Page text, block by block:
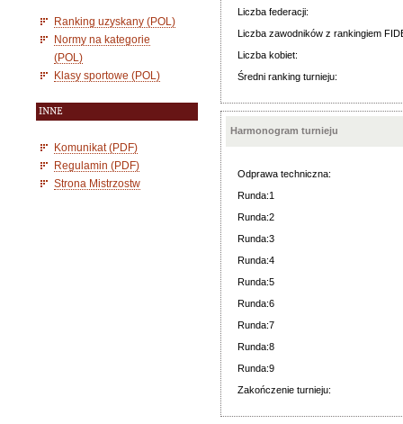
Ranking uzyskany (POL)
Normy na kategorie
(POL)
Klasy sportowe (POL)
INNE
Komunikat (PDF)
Regulamin (PDF)
Strona Mistrzostw
Liczba federacji:
Liczba zawodników z rankingiem
Liczba kobiet:
Średni ranking turnieju:
Harmonogram turnieju
Odprawa techniczna:
Runda:1
Runda:2
Runda:3
Runda:4
Runda:5
Runda:6
Runda:7
Runda:8
Runda:9
Zakończenie turnieju: